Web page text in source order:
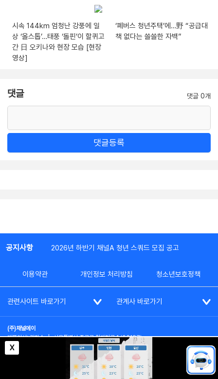
시속 144km 엄청난 강풍에 일
상 ‘올스톱’…태풍 ‘돌핀’이 할퀴고
간 日 오키나와 현장 모습 [현장
영상]
‘폐버스 청년주택’에…野 “공급대
책 없다는 쓸쓸한 자백”
댓글 댓글 0개
댓글등록
X
공지사항 2026년 하반기 채널A 청년 스쿼드 모집 공고
이용약관 개인정보 처리방침 청소년보호정책
관련사이트 바로가기 관계사 바로가기
(주)채널에이
대표이사: 김차수 | 서울특별시 종로구 청계천로 1 (03187)
부가통신사업신고: 022357호 | 사업자등록번호: 101-86-62787
대표전화: (02)2020-3114
시청자상담실: (02)2020-3100
통신판매업신고: 제2012-서울종로-0195호
COPYRIGHT(c) SINCE 2023,CHANNEL A ALL RIGHTS RESERVED.